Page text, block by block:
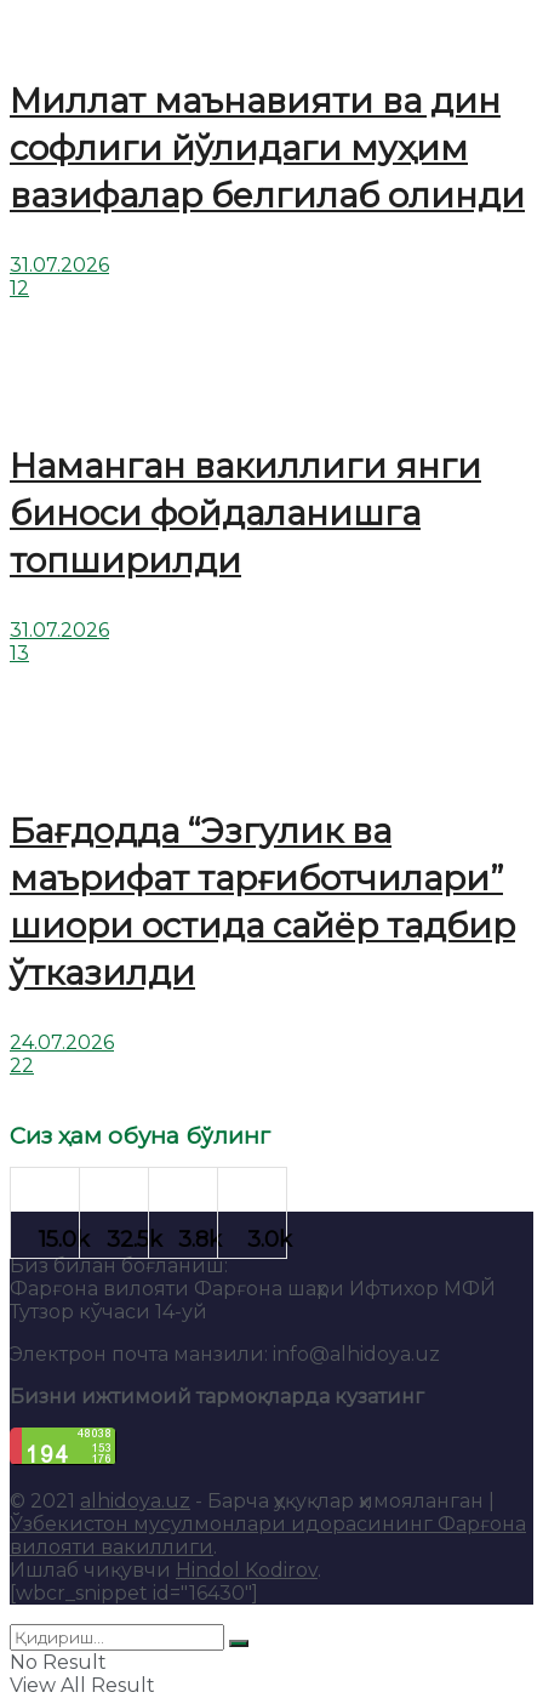
Миллат маънавияти ва дин
софлиги йўлидаги муҳим
вазифалар белгилаб олинди
31.07.2026
12
Наманган вакиллиги янги
биноси фойдаланишга
топширилди
31.07.2026
13
Бағдодда “Эзгулик ва
маърифат тарғиботчилари”
шиори остида сайёр тадбир
ўтказилди
24.07.2026
22
Сиз ҳам обуна бўлинг
Биз билан боғланиш:
Фарғона вилояти Фарғона шаҳри Ифтихор МФЙ
Тутзор кўчаси 14-уй
Электрон почта манзили: info@alhidoya.uz
Бизни ижтимоий тармоқларда кузатинг
© 2021 alhidoya.uz - Барча ҳуқуқлар ҳимояланган |
Ўзбекистон мусулмонлари идорасининг Фарғона
вилояти вакиллиги.
Ишлаб чиқувчи Hindol Kodirov.
[wbcr_snippet id="16430"]
No Result
View All Result